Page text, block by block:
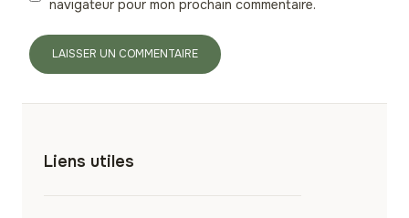
navigateur pour mon prochain commentaire.
Liens utiles